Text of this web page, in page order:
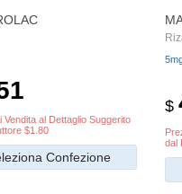
Vendita al Dettaglio Suggerito
$1.80
Confezione
$
dal